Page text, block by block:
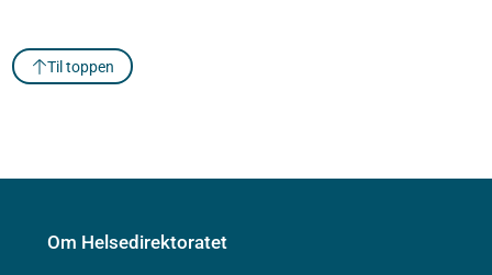
Til toppen
Om Helsedirektoratet